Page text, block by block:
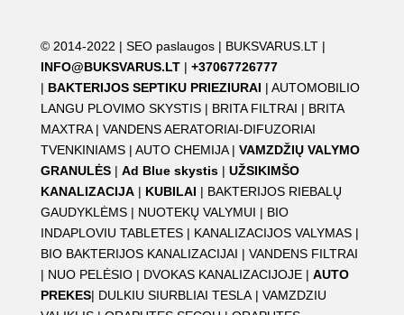
© 2014-2022 | SEO paslaugos| BUKSVARUS.LT|
INFO@BUKSVARUS.LT| +37067726777
| BAKTERIJOS SEPTIKU PRIEZIURAI | AUTOMOBILIO
LANGU PLOVIMO SKYSTIS| BRITA FILTRAI | BRITA
MAXTRA| VANDENS AERATORIAI-DIFUZORIAI
TVENKINIAMS| AUTO CHEMIJA | VAMZDŽIŲ VALYMO
GRANULĖS| Ad Blue skystis| UŽSIKIMŠO
KANALIZACIJA| KUBILAI | BAKTERIJOS RIEBALŲ
GAUDYKLĖMS| NUOTEKŲ VALYMUI | BIO
INDAPLOVIU TABLETES| KANALIZACIJOS VALYMAS|
BIO BAKTERIJOS KANALIZACIJAI | VANDENS FILTRAI
| NUO PELĖSIO| DVOKAS KANALIZACIJOJE| AUTO
PREKES| DULKIU SIURBLIAI TESLA| VAMZDZIU